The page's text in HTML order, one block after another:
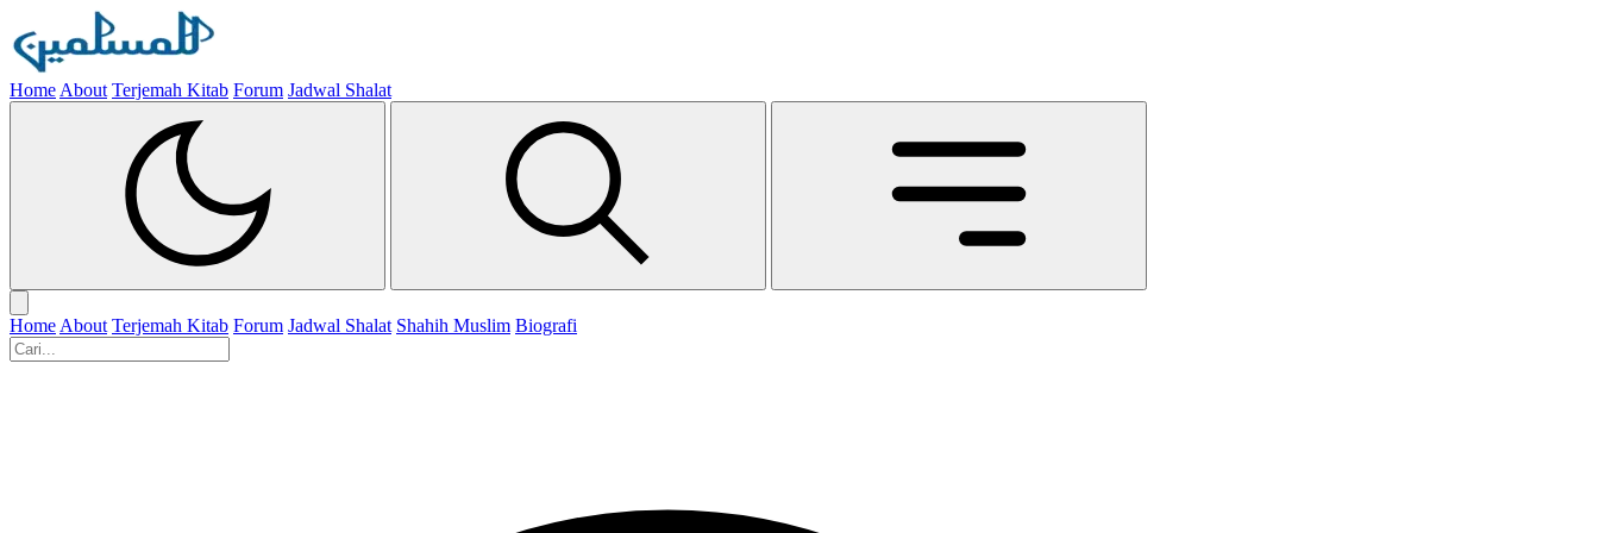
Home About Terjemah Kitab Forum Jadwal Shalat
Home About Terjemah Kitab Forum Jadwal Shalat Shahih Muslim Biografi